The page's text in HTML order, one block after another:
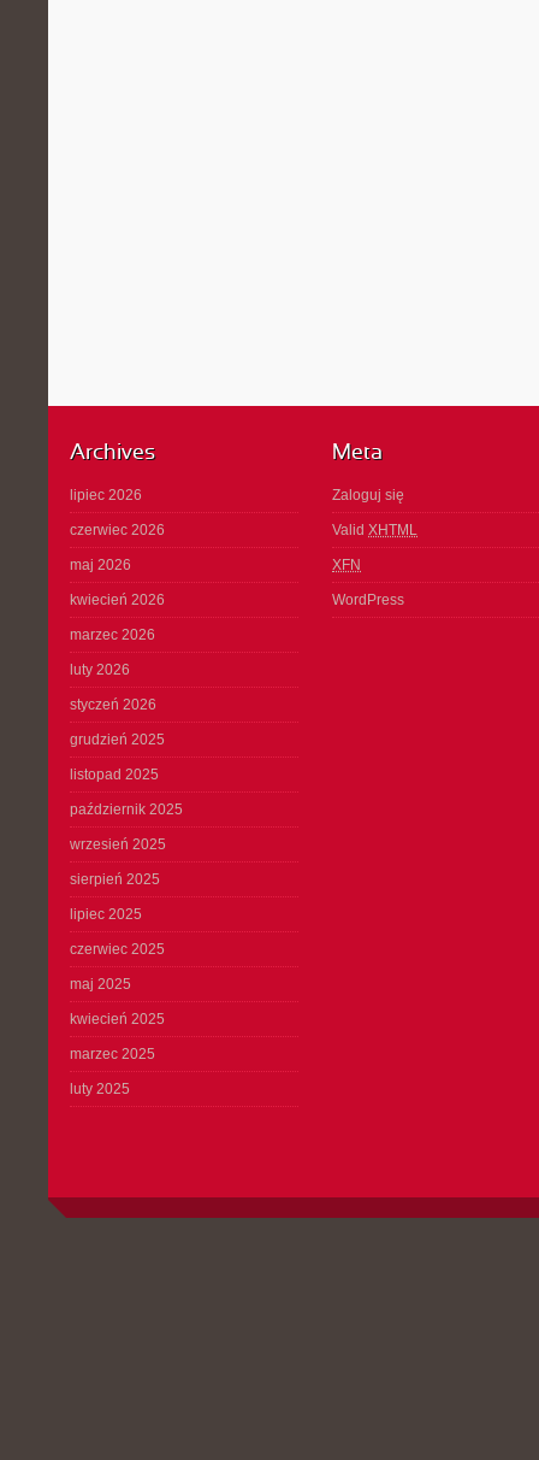
Archives
lipiec 2026
czerwiec 2026
maj 2026
kwiecień 2026
marzec 2026
luty 2026
styczeń 2026
grudzień 2025
listopad 2025
październik 2025
wrzesień 2025
sierpień 2025
lipiec 2025
czerwiec 2025
maj 2025
kwiecień 2025
marzec 2025
luty 2025
Meta
Zaloguj się
Valid XHTML
XFN
WordPress